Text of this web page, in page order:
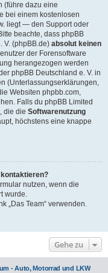
(führe dazu eine
bei einem kostenlosen
liegt — den Support oder
beachte, dass phpBB
V. (phpBB.de) absolut keinen
der Forensoftware
herangezogen werden
phpBB Deutschland e. V. in
(Unterlassungserklärungen,
Websiten phpbb.com,
Falls du phpBB Limited
die die Softwarenutzung
höchstens eine knappe
nutzen, wenn die
wurde.
„Das Team“ verwenden.
Gehe zu
- Auto, Motorrad und LKW